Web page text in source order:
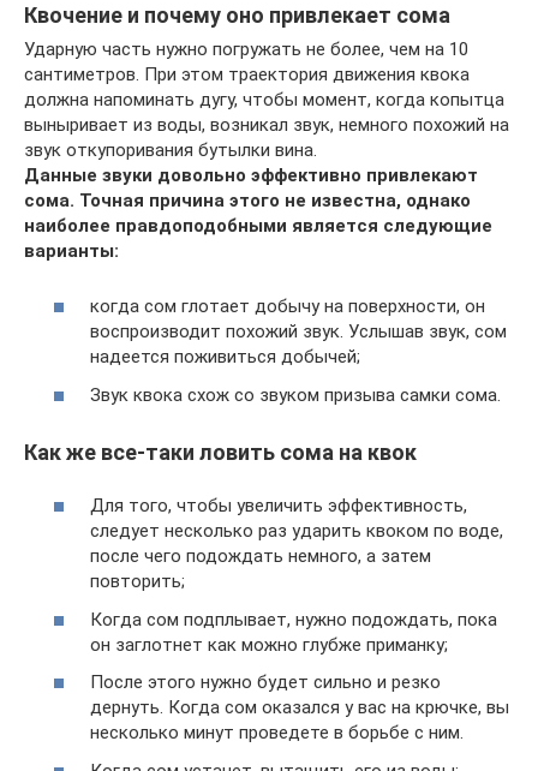
Квочение и почему оно привлекает сома
Ударную часть нужно погружать не более, чем на 10
сантиметров. При этом траектория движения квока
должна напоминать дугу, чтобы момент, когда копытца
выныривает из воды, возникал звук, немного похожий на
звук откупоривания бутылки вина.
Данные звуки довольно эффективно привлекают
сома. Точная причина этого не известна, однако
наиболее правдоподобными является следующие
варианты:
когда сом глотает добычу на поверхности, он
воспроизводит похожий звук. Услышав звук, сом
надеется поживиться добычей;
Звук квока схож со звуком призыва самки сома.
Как же все-таки ловить сома на квок
Для того, чтобы увеличить эффективность,
следует несколько раз ударить квоком по воде,
после чего подождать немного, а затем
повторить;
Когда сом подплывает, нужно подождать, пока
он заглотнет как можно глубже приманку;
После этого нужно будет сильно и резко
дернуть. Когда сом оказался у вас на крючке, вы
несколько минут проведете в борьбе с ним.